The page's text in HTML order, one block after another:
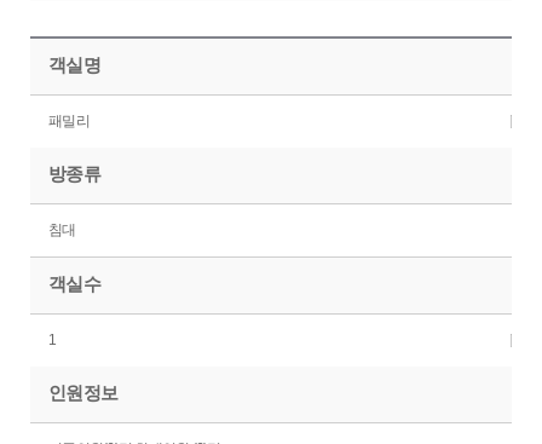
객실명
패밀리
방종류
침대
객실수
1
인원정보